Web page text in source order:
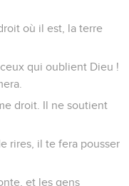
où il est, la terre
qui oublient Dieu !
droit. Il ne soutient
rires, il te fera pousser
et les gens